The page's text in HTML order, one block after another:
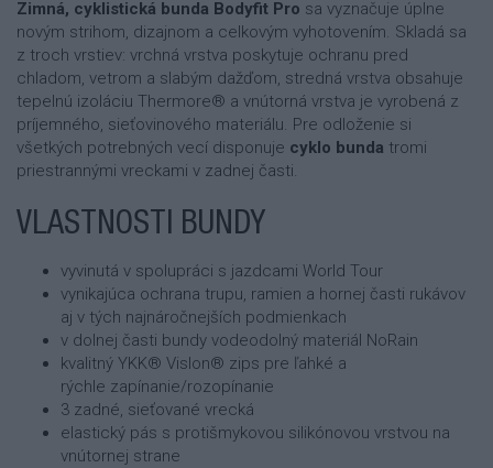
Zimná, cyklistická bunda Bodyfit Pro sa vyznačuje úplne
novým strihom, dizajnom a celkovým vyhotovením. Skladá sa
z troch vrstiev: vrchná vrstva poskytuje ochranu pred
chladom, vetrom a slabým dažďom, stredná vrstva obsahuje
tepelnú izoláciu Thermore® a vnútorná vrstva je vyrobená z
príjemného, sieťovinového materiálu. Pre odloženie si
všetkých potrebných vecí disponuje cyklo bunda tromi
priestrannými vreckami v zadnej časti.
VLASTNOSTI BUNDY
vyvinutá v spolupráci s jazdcami World Tour
vynikajúca ochrana trupu, ramien a hornej časti rukávov
aj v tých najnáročnejších podmienkach
v dolnej časti bundy vodeodolný materiál NoRain
kvalitný YKK® Vislon® zips pre ľahké a
rýchle zapínanie/rozopínanie
3 zadné, sieťované vrecká
elastický pás s protišmykovou silikónovou vrstvou na
vnútornej strane